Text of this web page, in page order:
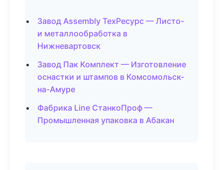
Завод Assembly ТехРесурс — Листо-
и металлообработка в
Нижневартовск
Завод Пак Комплект — Изготовление
оснастки и штампов в Комсомольск-
на-Амуре
Фабрика Line СтанкоПроф —
Промышленная упаковка в Абакан